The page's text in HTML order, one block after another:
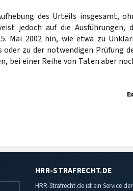
des Urteils insgesamt,
jedoch auf die Ausführungen,
Mai 2002 hin, wie etwa zu
oder zu der notwendigen Prüfung
bei einer Reihe von Taten aber
HRR-STRAFRECHT.DE
HRR-Strafrecht.de ist ein Service